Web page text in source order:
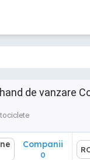
de vanzare
Companii
0